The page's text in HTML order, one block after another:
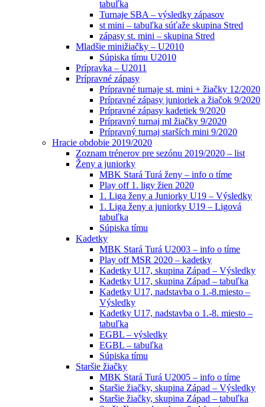
tabuľka
Turnaje SBA – výsledky zápasov
st mini – tabuľka súťaže skupina Stred
zápasy st. mini – skupina Stred
Mladšie minižiačky – U2010
Súpiska tímu U2010
Prípravka – U2011
Prípravné zápasy
Prípravné turnaje st. mini + žiačky 12/2020
Prípravné zápasy junioriek a žiačok 9/2020
Prípravné zápasy kadetiek 9/2020
Prípravný turnaj ml žiačky 9/2020
Prípravný turnaj starších mini 9/2020
Hracie obdobie 2019/2020
Zoznam trénerov pre sezónu 2019/2020 – list
Ženy a juniorky
MBK Stará Turá ženy – info o tíme
Play off 1. ligy žien 2020
1. Liga ženy a Juniorky U19 – Výsledky
1. Liga ženy a juniorky U19 – Ligová
tabuľka
Súpiska tímu
Kadetky
MBK Stará Turá U2003 – info o tíme
Play off MSR 2020 – kadetky
Kadetky U17, skupina Západ – Výsledky
Kadetky U17, skupina Západ – tabuľka
Kadetky U17, nadstavba o 1.-8.miesto –
Výsledky
Kadetky U17, nadstavba o 1.-8. miesto –
tabuľka
EGBL – výsledky
EGBL – tabuľka
Súpiska tímu
Staršie žiačky
MBK Stará Turá U2005 – info o tíme
Staršie žiačky, skupina Západ – Výsledky
Staršie žiačky, skupina Západ – tabuľka